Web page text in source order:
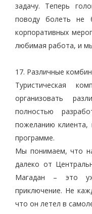
задачу. Теперь
поводу болеть не
корпоративных
любимая работа, и
17. Различные
Туристическая
организовать
полностью
пожеланию
программе.
Мы понимаем, что
далеко от
Магадан – это
приключение. Не
что он летел в